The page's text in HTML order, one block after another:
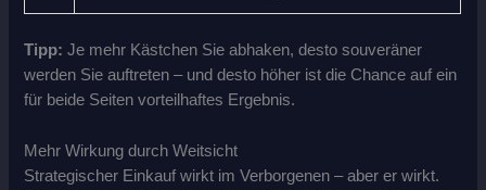
Tipp: Je mehr Kästchen Sie abhaken, desto souveräner
werden Sie auftreten – und desto höher ist die Chance auf ein
für beide Seiten vorteilhaftes Ergebnis.
Mehr Wirkung durch Weitsicht
Strategischer Einkauf wirkt im Verborgenen – aber er wirkt.